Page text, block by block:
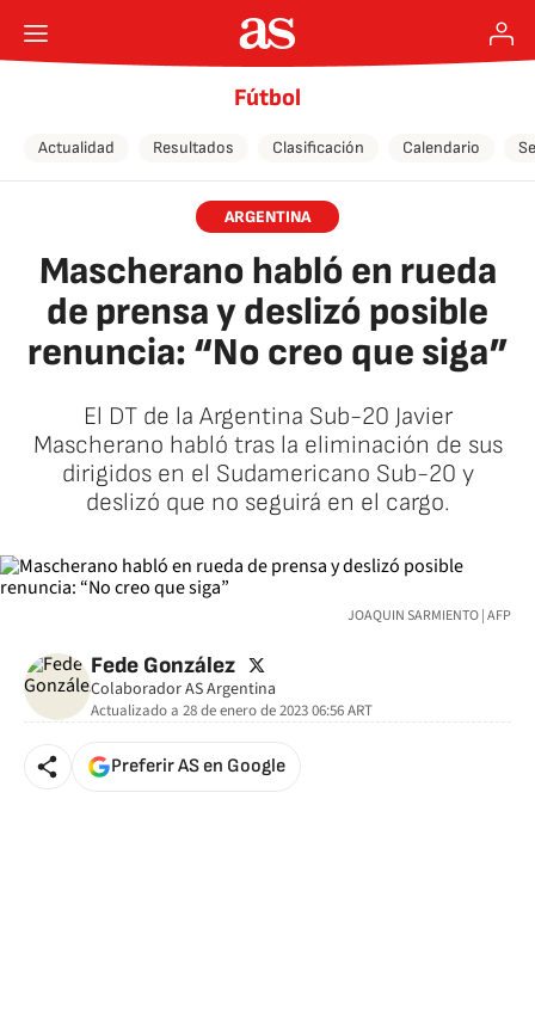
Fútbol
Actualidad Resultados Clasificación Calendario
ARGENTINA
Mascherano habló en rueda
de prensa y deslizó posible
renuncia: “No creo que siga”
El DT de la Argentina Sub-20 Javier
Mascherano habló tras la eliminación de sus
dirigidos en el Sudamericano Sub-20 y
deslizó que no seguirá en el cargo.
JOAQUIN SARMIENTO | AFP
Fede González twitter
Colaborador AS Argentina
Actualizado a 28 de enero de 2023 06:56ART
Preferir AS en Google